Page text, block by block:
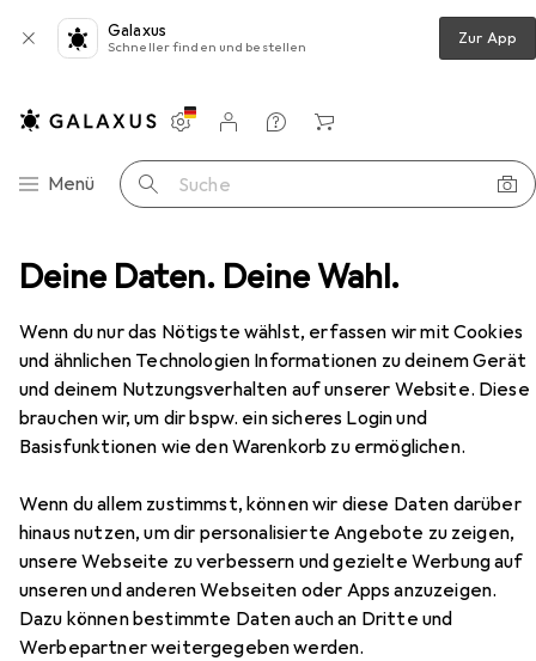
Deine Daten. Deine Wahl.
Wenn du nur das Nötigste wählst, erfassen wir mit Cookies
und ähnlichen Technologien Informationen zu deinem Gerät
und deinem Nutzungsverhalten auf unserer Website. Diese
brauchen wir, um dir bspw. ein sicheres Login und
Basisfunktionen wie den Warenkorb zu ermöglichen.
Wenn du allem zustimmst, können wir diese Daten darüber
hinaus nutzen, um dir personalisierte Angebote zu zeigen,
unsere Webseite zu verbessern und gezielte Werbung auf
unseren und anderen Webseiten oder Apps anzuzeigen.
Dazu können bestimmte Daten auch an Dritte und
Werbepartner weitergegeben werden.
Galaxus
Schneller finden und bestellen Zur App
Navigation nach Kategorien
Menü Suche
Einstellungen
Kundenkonto
Vergleichslisten
Merklisten
Warenkorb
Teppich Snapstyle Trend Velours Teppich
EUR
44,90
SnapstyleTrend Velours Teppich
Velours Teppich
Hier findest du passendes Zubehör zum Produkt
Snapstyle Trend Velours Teppich aus den Kategorien
Nassreiniger Zubehör und Reinigungsmittel.